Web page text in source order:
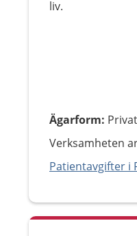
liv.
Ägarform: Privat
Verksamheten
Patientavgifter i